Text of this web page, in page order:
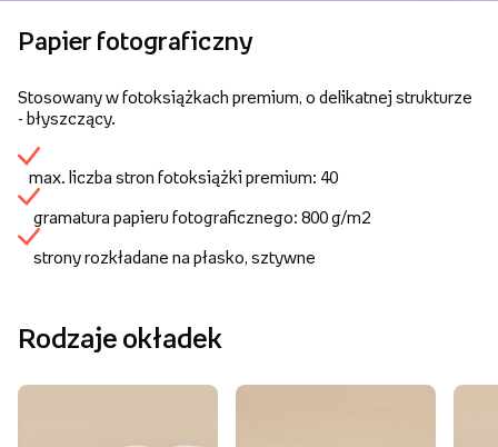
Papier fotograficzny
Stosowany w fotoksiążkach premium, o delikatnej strukturze
- błyszczący.
max. liczba stron fotoksiążki premium: 40
gramatura papieru fotograficznego: 800 g/m2
strony rozkładane na płasko, sztywne
Rodzaje okładek